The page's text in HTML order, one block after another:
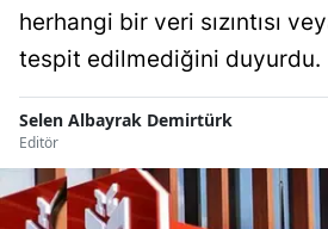
herhangi bir veri sızıntısı
tespit edilmediğini duyurdu.
Selen Albayrak Demirtürk
Editör